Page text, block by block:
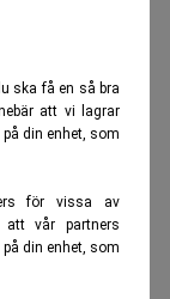
ska få en så bra
att vi lagrar
din enhet, som
för vissa av
vår partners
din enhet, som
notering av